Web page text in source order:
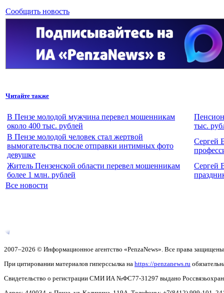
Сообщить новость
Читайте также
В Пензе молодой мужчина перевел мошенникам
около 400 тыс. рублей
тыс.
В Пензе молодой человек стал жертвой
вымогательства после отправки интимных фото
девушке
Сергей
Житель Пензенской области перевел мошенникам
более 1 млн. рублей
Сергей
Все новости
2007–2026 © Информационное агентство «PenzaNews». Все права
При цитировании материалов гиперссылка на https://penzanews.ru
Свидетельство о регистрации СМИ ИА №ФС77-31297 выдано